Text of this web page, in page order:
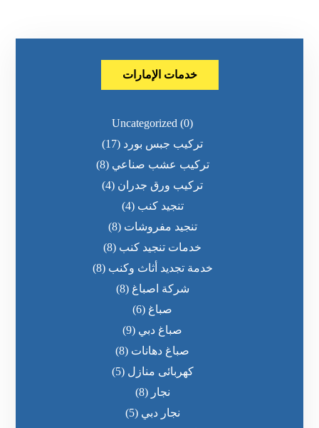
خدمات الإمارات
Uncategorized (0)
تركيب جبس بورد (17)
تركيب عشب صناعي (8)
تركيب ورق جدران (4)
تنجيد كنب (4)
تنجيد مفروشات (8)
خدمات تنجيد كنب (8)
خدمة تجديد أثاث وكنب (8)
شركة اصباغ (8)
صباغ (6)
صباغ دبي (9)
صباغ دهانات (8)
كهربائى منازل (5)
نجار (8)
نجار دبي (5)